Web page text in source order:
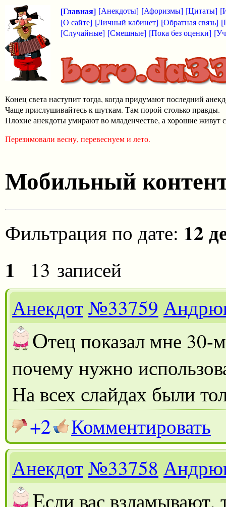
[Главная] [Анекдоты] [Афоризмы] [Цитаты]
[О сайте] [Личный кабинет] [Обратная связь]
[Случайные] [Смешные] [Пока без оценки]
Конец света наступит тогда, когда придумают последний
Чаще прислушивайтесь к шуткам. Там порой столько правды.
Плохие анекдоты умирают во младенчестве, а хорошие живут
Перезимовали весну, перевеснуем и лето.
Мобильный
Фильтрация по дате: 12
1
13 записей
Анекдот№33759
Отец показал мне
почему нужно
На всех слайдах были
+2
Комментировать
Анекдот№33758
Если вас